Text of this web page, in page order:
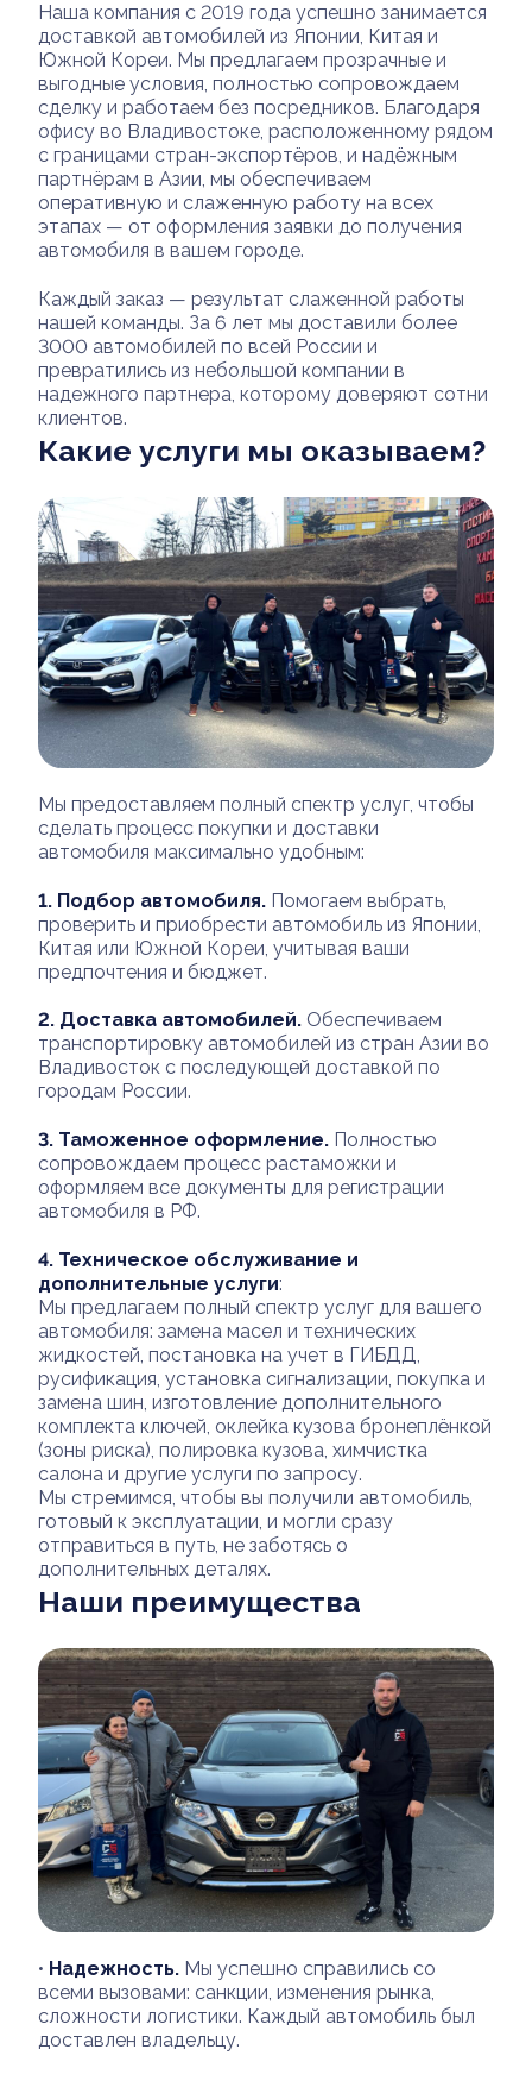
Наша компания с 2019 года успешно занимается
доставкой автомобилей из Японии, Китая и
Южной Кореи. Мы предлагаем прозрачные и
выгодные условия, полностью сопровождаем
сделку и работаем без посредников. Благодаря
офису во Владивостоке, расположенному рядом
с границами стран-экспортёров, и надёжным
партнёрам в Азии, мы обеспечиваем
оперативную и слаженную работу на всех
этапах — от оформления заявки до получения
автомобиля в вашем городе.
Каждый заказ — результат слаженной работы
нашей команды. За 6 лет мы доставили более
3000 автомобилей по всей России и
превратились из небольшой компании в
надежного партнера, которому доверяют сотни
клиентов.
Какие услуги мы оказываем?
Мы предоставляем полный спектр услуг, чтобы
сделать процесс покупки и доставки
автомобиля максимально удобным:
1. Подбор автомобиля. Помогаем выбрать,
проверить и приобрести автомобиль из Японии,
Китая или Южной Кореи, учитывая ваши
предпочтения и бюджет.
2. Доставка автомобилей. Обеспечиваем
транспортировку автомобилей из стран Азии во
Владивосток с последующей доставкой по
городам России.
3. Таможенное оформление. Полностью
сопровождаем процесс растаможки и
оформляем все документы для регистрации
автомобиля в РФ.
4. Техническое обслуживание и
дополнительные услуги:
Мы предлагаем полный спектр услуг для вашего
автомобиля: замена масел и технических
жидкостей, постановка на учет в ГИБДД,
русификация, установка сигнализации, покупка и
замена шин, изготовление дополнительного
комплекта ключей, оклейка кузова бронеплёнкой
(зоны риска), полировка кузова, химчистка
салона и другие услуги по запросу.
Мы стремимся, чтобы вы получили автомобиль,
готовый к эксплуатации, и могли сразу
отправиться в путь, не заботясь о
дополнительных деталях.
Наши преимущества
• Надежность. Мы успешно справились со
всеми вызовами: санкции, изменения рынка,
сложности логистики. Каждый автомобиль был
доставлен владельцу.